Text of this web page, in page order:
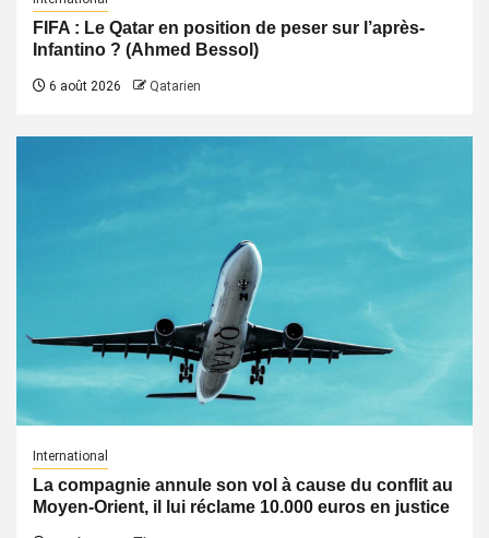
FIFA : Le Qatar en position de peser sur l’après-
Infantino ? (Ahmed Bessol)
6 août 2026 Qatarien
International
La compagnie annule son vol à cause du conflit au
Moyen-Orient, il lui réclame 10.000 euros en justice